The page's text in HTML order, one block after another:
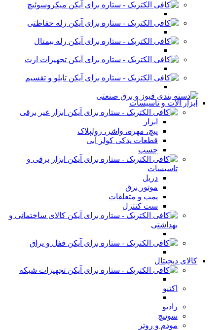
میکروسوئیچ
رله حفاظتی
رله بیمتال
تجهیزات ارت
تابلو و تقسیم
ابزار آلات و تاسیسات
ابزار غیر برقی
ابزار
پیچ، مهره، واشر، رولپلاک
قطعات یدکی کولر آبی
چسب
ابزار برقی و
تاسیسات
دریل
موتور برق
پمپ و متعلقات
ست کنترل
کالای ساختمانی و
بهداشتی
قفل و یراق
کالای دیجیتال
تجهیزات شبکه
اکتیو
رادیو
سوئیچ
مودم و روتر